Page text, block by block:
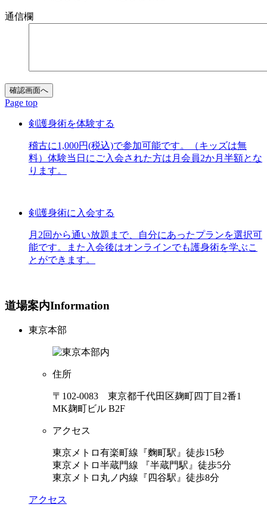
通信欄
Page top
剣護身術を体験する
稽古に1,000円(税込)で参加可能です。（キッズは無
料）体験当日にご入会された方は月会員2か月半額とな
ります。
剣護身術に入会する
月2回から通い放題まで、自分にあったプランを選択可
能です。また入会後はオンラインでも護身術を学ぶこ
とができます。
道場案内Information
東京本部
住所
〒102-0083 東京都千代田区麹町四丁目2番1
MK麹町ビル B2F
アクセス
東京メトロ有楽町線『麴町駅』徒歩15秒
東京メトロ半蔵門線 『半蔵門駅』徒歩5分
東京メトロ丸ノ内線『四谷駅』徒歩8分
アクセス